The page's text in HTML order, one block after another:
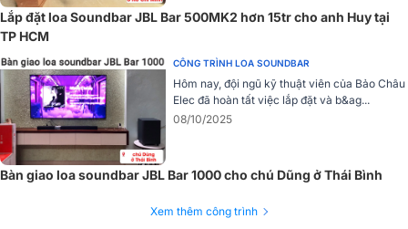
hóa độ rõ của giọng nói, lời thoại trên TV đảm bảo bạn không bao
giờ bỏ lỡ một từ nào trong cuộc đối thoại, cả khi hiệu ứng ở âm
thanh vòm ở mức cao nhất và âm lượng được mở lớn nhất.
Căn chỉnh âm thanh dễ dàng
Mỗi phòng đều có diện tích và cách bố trí nội thất khác nhau, tính
năng hiệu chỉnh độc đáo chỉ có ở
bảo âm thanh vòm 3D có hiệu ứng phù hợp và tốt nhất cho mọi bố
cục nội thất và không gian phòng.
Lắp đặt loa Soundbar JBL Bar 500MK2 hơn 15tr cho anh Huy tại
TP HCM
CÔNG TRÌNH LOA SOUNDBAR
Hôm nay, đội ngũ kỹ thuật viên của Bảo Châu
Elec đã hoàn tất việc lắp đặt và b&ag...
08/10/2025
Bàn giao loa soundbar JBL Bar 1000 cho chú Dũng ở Thái Bình
Xem thêm công trình